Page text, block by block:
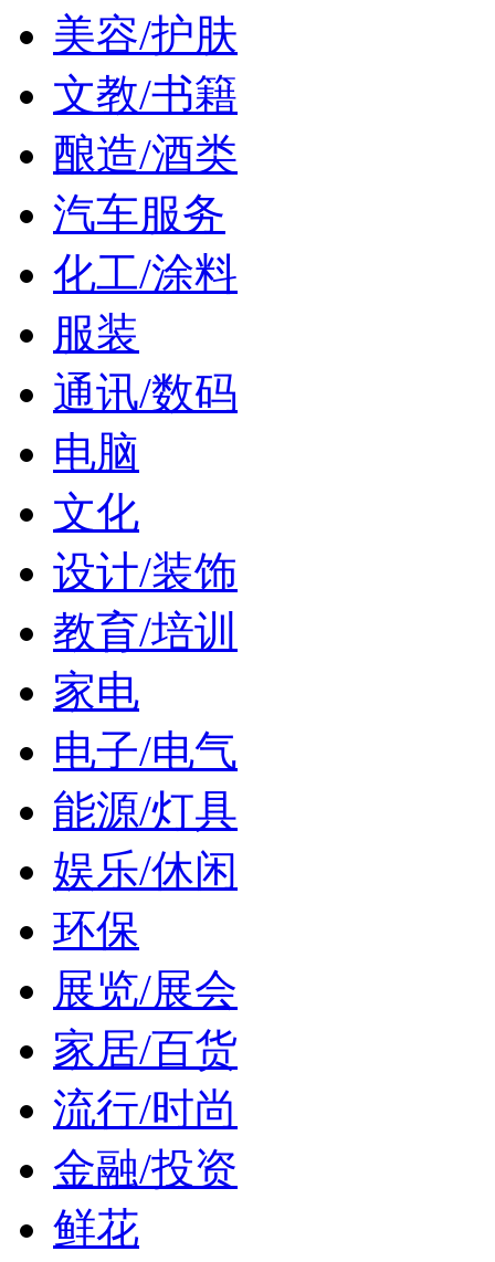
美容/护肤
文教/书籍
酿造/酒类
汽车服务
化工/涂料
服装
通讯/数码
电脑
文化
设计/装饰
教育/培训
家电
电子/电气
能源/灯具
娱乐/休闲
环保
展览/展会
家居/百货
流行/时尚
金融/投资
鲜花